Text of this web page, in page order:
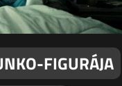
FIGURÁJA